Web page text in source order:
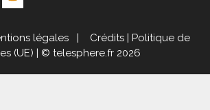
légales | Crédits | Politique de
(UE) | © telesphere.fr 2026